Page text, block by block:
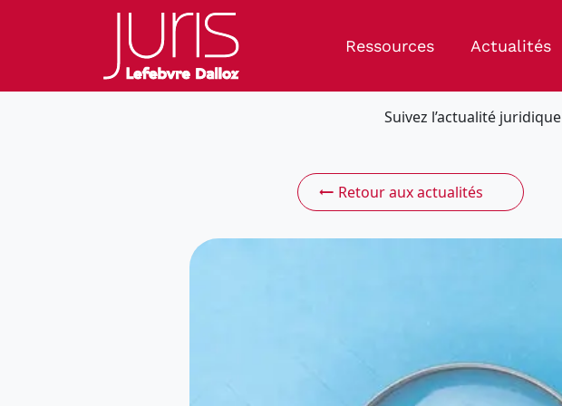
Ressources Actualités
Suivez l’actualité juridique
Retour aux actualités